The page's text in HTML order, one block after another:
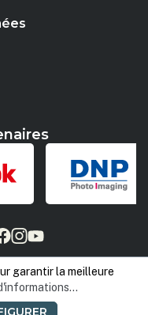
garantir la meilleure